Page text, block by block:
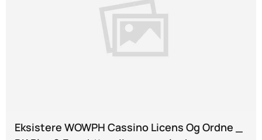
Eksistere WOWPH Cassino Licens Og Ordne _